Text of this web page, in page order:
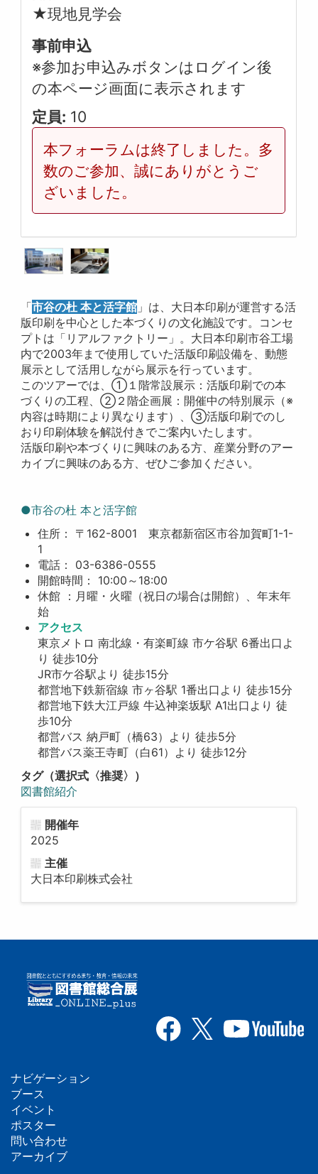
★現地見学会
事前申込
※参加お申込みボタンはログイン後
の本ページ画面に表示されます
定員: 10
本フォーラムは終了しました。多
数のご参加、誠にありがとうご
ざいました。
「市谷の杜 本と活字館 」は、大日本印刷が運営する活
版印刷を中心とした本づくりの文化施設です。コンセ
プトは「リアルファクトリー」。大日本印刷市谷工場
内で2003年まで使用していた活版印刷設備を、動態
展示として活用しながら展示を行っています。
このツアーでは、①１階常設展示：活版印刷での本
づくりの工程、②２階企画展：開催中の特別展示（※
内容は時期により異なります）、③活版印刷でのし
おり印刷体験を解説付きでご案内いたします。
活版印刷や本づくりに興味のある方、産業分野のアー
カイブに興味のある方、ぜひご参加ください。
●市谷の杜 本と活字館
住所： 〒162-8001 東京都新宿区市谷加賀町1-1-
1
電話： 03-6386-0555
開館時間： 10:00～18:00
休館 ：月曜・火曜（祝日の場合は開館）、年末年
始
アクセス
東京メトロ 南北線・有楽町線 市ケ谷駅 6番出口よ
り 徒歩10分
JR市ケ谷駅より 徒歩15分
都営地下鉄新宿線 市ヶ谷駅 1番出口より 徒歩15分
都営地下鉄大江戸線 牛込神楽坂駅 A1出口より 徒
歩10分
都営バス 納戸町（橋63）より 徒歩5分
都営バス薬王寺町（白61）より 徒歩12分
タグ（選択式〈推奨〉）
図書館紹介
開催年
2025
主催
大日本印刷株式会社
フ
ッ
タ
ナビゲーション
ブース
イベント
ポスター
問い合わせ
アーカイブ